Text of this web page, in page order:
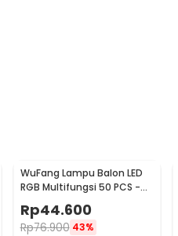
WuFang Lampu Balon LED
RGB Multifungsi 50 PCS -
Rp44.600
Rp76.900 43%